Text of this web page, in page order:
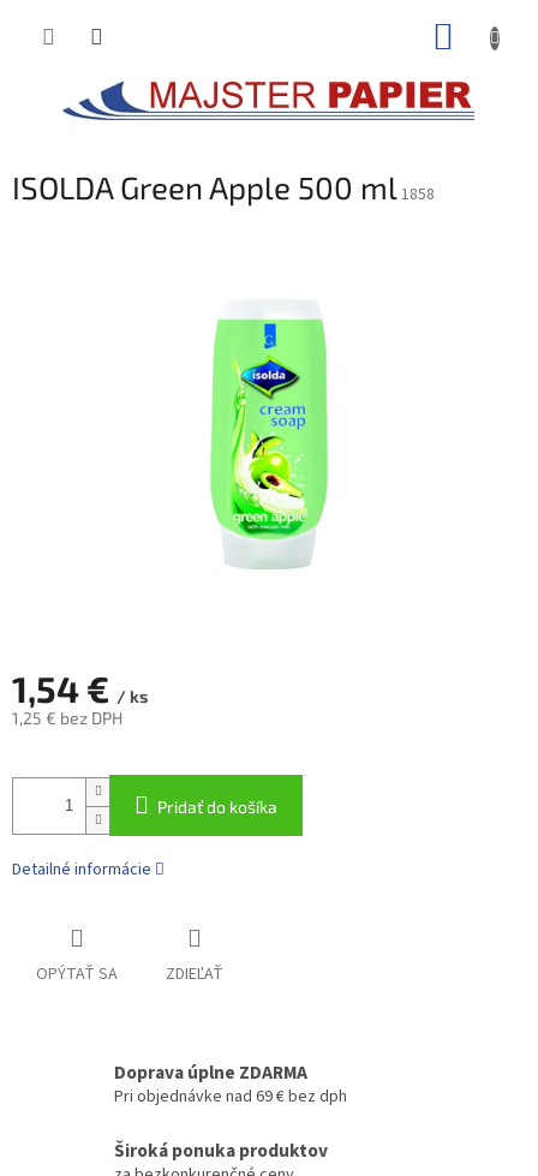
ISOLDA Green Apple 500 ml1858
1,54 € / ks
1,25 € bez DPH
cena:
Pridať do košíka
Detailné informácie
OPÝTAŤ SA ZDIEĽAŤ
Doprava úplne ZDARMA
Pri objednávke nad 69 € bez dph
Široká ponuka produktov